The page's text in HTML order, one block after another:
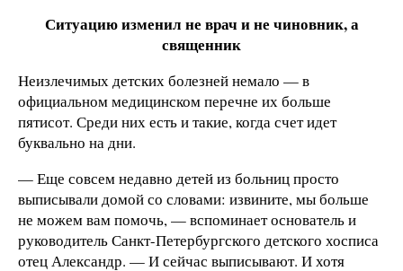
Ситуацию изменил не врач и не чиновник, а
священник
Неизлечимых детских болезней немало — в
официальном медицинском перечне их больше
пятисот. Среди них есть и такие, когда счет идет
буквально на дни.
— Еще совсем недавно детей из больниц просто
выписывали домой со словами: извините, мы больше
не можем вам помочь, — вспоминает основатель и
руководитель Санкт-Петербургского детского хосписа
отец Александр. — И сейчас выписывают. И хотя